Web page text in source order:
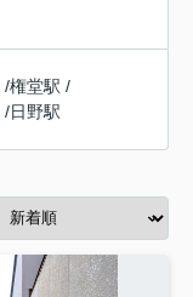
/権堂駅 /
/日野駅